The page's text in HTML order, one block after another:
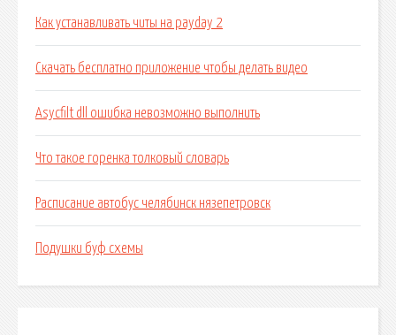
Как устанавливать читы на payday 2
Скачать бесплатно приложение чтобы делать видео
Asycfilt dll ошибка невозможно выполнить
Что такое горенка толковый словарь
Расписание автобус челябинск нязепетровск
Подушки буф схемы